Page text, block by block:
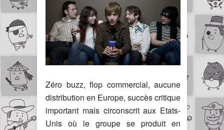
Zéro buzz, flop commercial, aucune
distribution en Europe, succès critique
important mais circonscrit aux Etats-
Unis où le groupe se produit en